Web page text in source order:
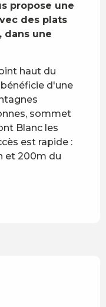
propose une
des plats
dans une
haut du
d'une
sommet
Blanc les
est rapide :
et 200m du